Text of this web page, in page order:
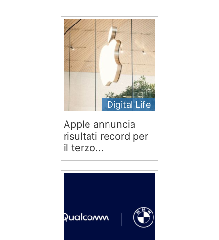
Digital Life
Apple annuncia
risultati record per
il terzo...